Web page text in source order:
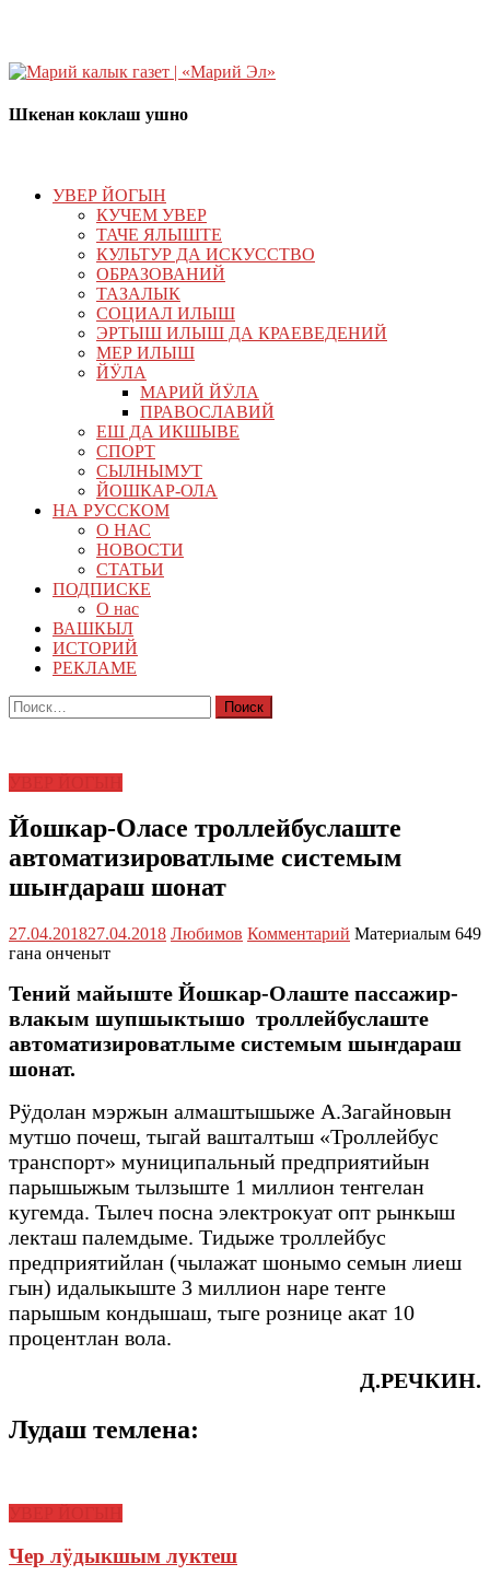
Шкенан коклаш ушно
УВЕР ЙОГЫН
КУЧЕМ УВЕР
ТАЧЕ ЯЛЫШТЕ
КУЛЬТУР ДА ИСКУССТВО
ОБРАЗОВАНИЙ
ТАЗАЛЫК
СОЦИАЛ ИЛЫШ
ЭРТЫШ ИЛЫШ ДА КРАЕВЕДЕНИЙ
МЕР ИЛЫШ
ЙӰЛА
МАРИЙ ЙӰЛА
ПРАВОСЛАВИЙ
ЕШ ДА ИКШЫВЕ
СПОРТ
СЫЛНЫМУТ
ЙОШКАР-ОЛА
НА РУССКОМ
О НАС
НОВОСТИ
СТАТЬИ
ПОДПИСКЕ
О нас
ВАШКЫЛ
ИСТОРИЙ
РЕКЛАМЕ
Найти:
Йошкар-Оласе троллейбуслаште
автоматизироватлыме системым
шыҥдараш шонат
27.04.201827.04.2018 Любимов Комментарий Материалым 649
гана онченыт
Тений майыште Йошкар-Олаште пассажир-
влакым шупшыктышо троллейбуслаште
автоматизироватлыме системым шыҥдараш
шонат.
Рӱдолан мэржын алмаштышыже А.Загайновын
мутшо почеш, тыгай вашталтыш «Троллейбус
транспорт» муниципальный предприятийын
парышыжым тылзыште 1 миллион теҥгелан
кугемда. Тылеч посна электрокуат опт рынкыш
лекташ палемдыме. Тидыже троллейбус
предприятийлан (чылажат шонымо семын лиеш
гын) идалыкыште 3 миллион наре теҥге
парышым кондышаш, тыге рознице акат 10
процентлан вола.
Д.РЕЧКИН.
Лудаш темлена:
Чер лӱдыкшым луктеш